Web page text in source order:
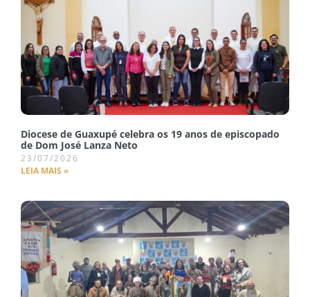
Diocese de Guaxupé celebra os 19 anos de episcopado
de Dom José Lanza Neto
23/07/2026
LEIA MAIS »